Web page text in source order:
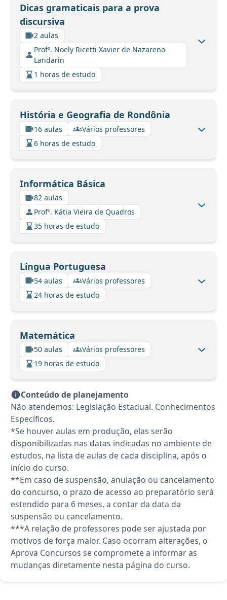
Dicas gramaticais para a prova
discursiva
2 aulas
Profº. Noely Ricetti Xavier de Nazareno
Landarin
1 horas de estudo
História e Geografia de Rondônia
16 aulas
Vários professores
6 horas de estudo
Informática Básica
82 aulas
Profº. Kátia Vieira de Quadros
35 horas de estudo
Língua Portuguesa
54 aulas
Vários professores
24 horas de estudo
Matemática
50 aulas
Vários professores
19 horas de estudo
Conteúdo de planejamento
Não atendemos: Legislação Estadual. Conhecimentos
Específicos.
*Se houver aulas em produção, elas serão
disponibilizadas nas datas indicadas no ambiente de
estudos, na lista de aulas de cada disciplina, após o
início do curso.
**Em caso de suspensão, anulação ou cancelamento
do concurso, o prazo de acesso ao preparatório será
estendido para 6 meses, a contar da data da
suspensão ou cancelamento.
***A relação de professores pode ser ajustada por
motivos de força maior. Caso ocorram alterações, o
Aprova Concursos se compromete a informar as
mudanças diretamente nesta página do curso.